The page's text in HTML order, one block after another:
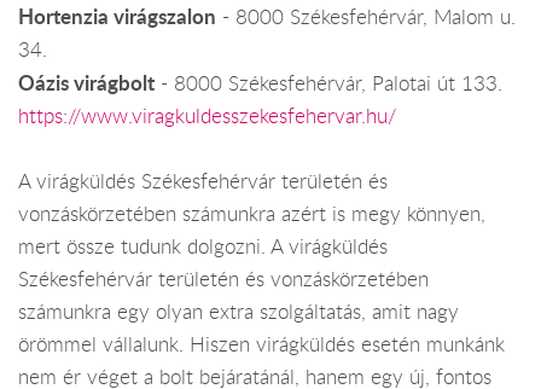
Hortenzia virágszalon - 8000 Székesfehérvár, Malom u.
34.
Oázis virágbolt - 8000 Székesfehérvár, Palotai út 133.
https://www.viragkuldesszekesfehervar.hu/
A virágküldés Székesfehérvár területén és
vonzáskörzetében számunkra azért is megy könnyen,
mert össze tudunk dolgozni. A virágküldés
Székesfehérvár területén és vonzáskörzetében
számunkra egy olyan extra szolgáltatás, amit nagy
örömmel vállalunk. Hiszen virágküldés esetén munkánk
nem ér véget a bolt bejáratánál, hanem egy új, fontos